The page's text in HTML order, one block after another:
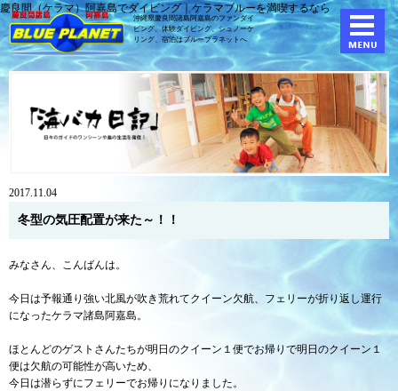
慶良間（ケラマ）阿嘉島でダイビング｜ケラマブルーを満喫するなら
沖縄県慶良間諸島阿嘉島のファンダイ
ビング、体験ダイビング、シュノーケ
リング、宿泊はブループラネットへ
2017.11.04
冬型の気圧配置が来た～！！
みなさん、こんばんは。
今日は予報通り強い北風が吹き荒れてクイーン欠航、フェリーが折り返し運行
になったケラマ諸島阿嘉島。
ほとんどのゲストさんたちが明日のクイーン１便でお帰りで明日のクイーン１
便は欠航の可能性が高いため、
今日は潜らずにフェリーでお帰りになりました。